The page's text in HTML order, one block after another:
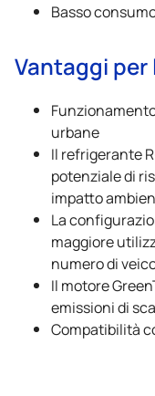
Basso
Vantaggi per
urbane
Il refrigerante
potenziale di
impatto
La
maggiore
numero di
Il motore
emissioni di
Compatibilità